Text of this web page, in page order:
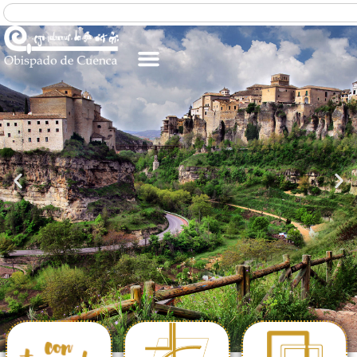
PARROQUIA
ESPAÑOLA